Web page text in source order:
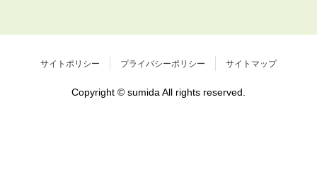
サイトポリシー プライバシーポリシー サイトマップ
Copyright © sumida All rights reserved.